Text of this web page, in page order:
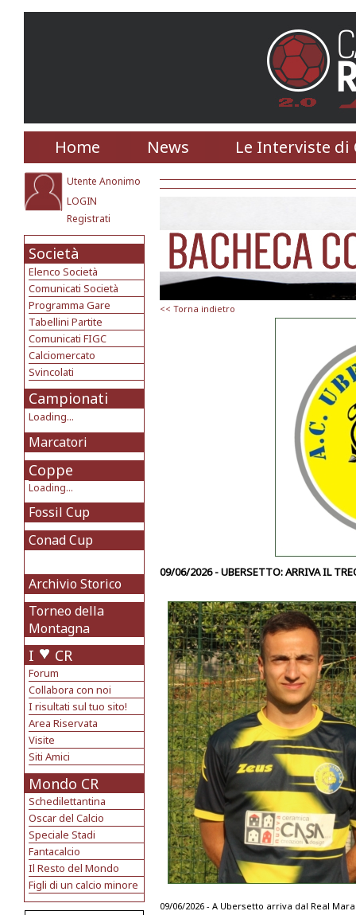
Home News Le Interviste di
Utente Anonimo
LOGIN
Registrati
Società
Elenco Società
Comunicati Società
Programma Gare
Tabellini Partite
Comunicati FIGC
Calciomercato
Svincolati
Campionati
Loading...
Marcatori
Coppe
Loading...
Fossil Cup
Conad Cup
Archivio Storico
Torneo della
Montagna
I CR
Forum
Collabora con noi
I risultati sul tuo sito!
Area Riservata
Visite
Siti Amici
Mondo CR
Schedilettantina
Oscar del Calcio
Speciale Stadi
Fantacalcio
Il Resto del Mondo
Figli di un calcio minore
<< Torna indietro
09/06/2026 - UBERSETTO: ARRIVA IL
09/06/2026 - A Ubersetto arriva dal Real